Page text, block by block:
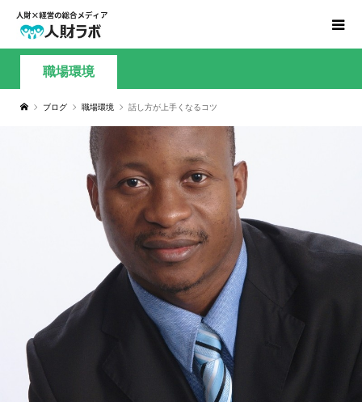
職場環境
ブログ 職場環境 話し方が上手くなるコツ